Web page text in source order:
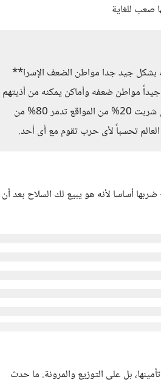
صعب للغاية
بشكل جيد جدا مواطن الضعف الإسرا**
مواطن ضعفه وأماكن يمكنه من أذيتهم
بها بشكل كبير وهذه الأماكن التى إن تم ضربها مثل قاعدة 80/20 إن شربت 20% من المواقع تدمر 80% من
العالم تحسباً لأى حرب تقوم مع أى أحد.
أساسا لأنه هو يبيع لك السلاح بعد أن
بل على التوزيع والمرونة. ما حدث